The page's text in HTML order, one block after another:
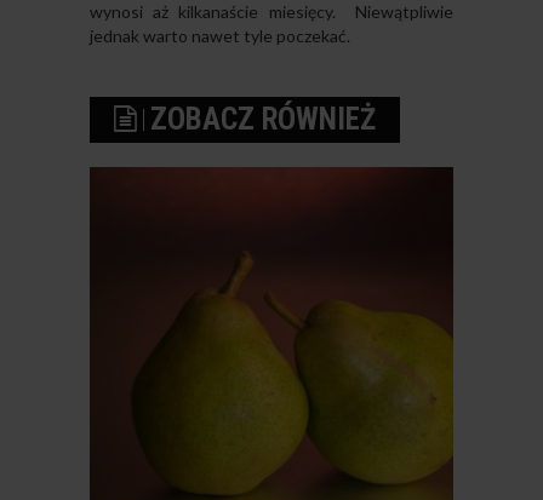
wynosi aż kilkanaście miesięcy. Niewątpliwie
jednak warto nawet tyle poczekać.
ZOBACZ RÓWNIEŻ